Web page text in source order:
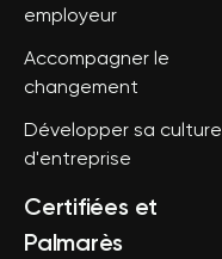
employeur
Accompagner le
changement
Développer sa culture
d'entreprise
Certifiées et
Palmarès